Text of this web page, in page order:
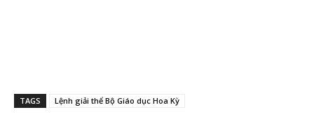
TAGS Lệnh giải thể Bộ Giáo dục Hoa Kỳ